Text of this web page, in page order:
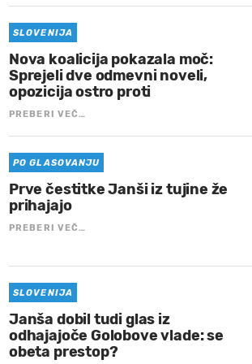
SLOVENIJA
Nova koalicija pokazala moč:
Sprejeli dve odmevni noveli,
opozicija ostro proti
PREBERI VEČ…
PO GLASOVANJU
Prve čestitke Janši iz tujine že
prihajajo
PREBERI VEČ…
SLOVENIJA
Janša dobil tudi glas iz
odhajajoče Golobove vlade: se
obeta prestop?